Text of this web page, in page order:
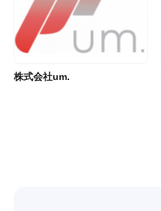
株式会社um.